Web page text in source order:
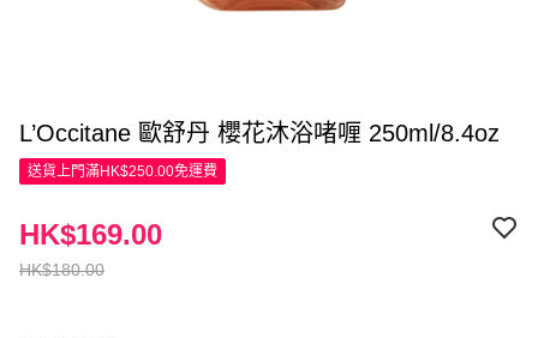
L’Occitane 歐舒丹 櫻花沐浴啫喱 250ml/8.4oz
送貨上門滿HK$250.00免運費
HK$180.00
HK$169.00